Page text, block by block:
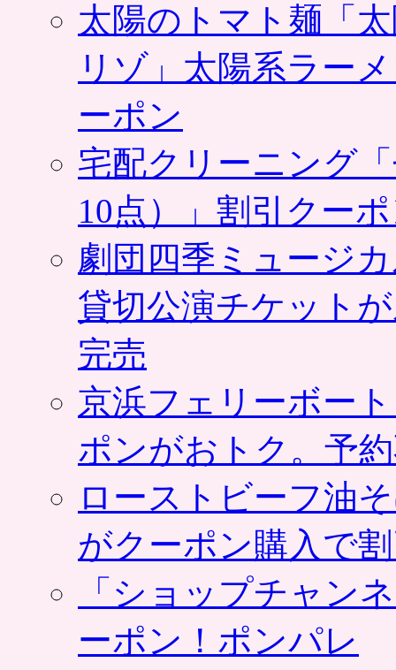
太陽のトマト麺「
リゾ」太陽系ラー
ーポン
宅配クリーニング
10点）」割引クー
劇団四季ミュージ
貸切公演チケット
完売
京浜フェリーボー
ポンがおトク。予
ローストビーフ油
がクーポン購入で
「ショップチャン
ーポン！ポンパレ